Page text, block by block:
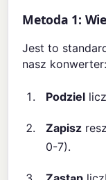
Metoda 1:
Jest to
nasz konwerter:
Podziel
Zapisz
0-7).